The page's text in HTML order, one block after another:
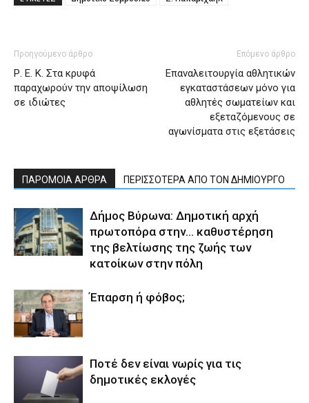
Προηγούμενο άρθρο
Ρ. Ε. Κ. Στα κρυφά
παραχωρούν την αποψίλωση
σε ιδιώτες
Επόμενο άρθρο
Επαναλειτουργία αθλητικών
εγκαταστάσεων μόνο για
αθλητές σωματείων και
εξεταζόμενους σε
αγωνίσματα στις εξετάσεις
ΠΑΡΟΜΟΙΑ ΑΡΘΡΑ ΠΕΡΙΣΣΟΤΕΡΑ ΑΠΟ ΤΟΝ ΔΗΜΙΟΥΡΓΟ
Δήμος Βύρωνα: Δημοτική αρχή
πρωτοπόρα στην… καθυστέρηση
της βελτίωσης της ζωής των
κατοίκων στην πόλη
Έπαρση ή φόβος;
Ποτέ δεν είναι νωρίς για τις
δημοτικές εκλογές